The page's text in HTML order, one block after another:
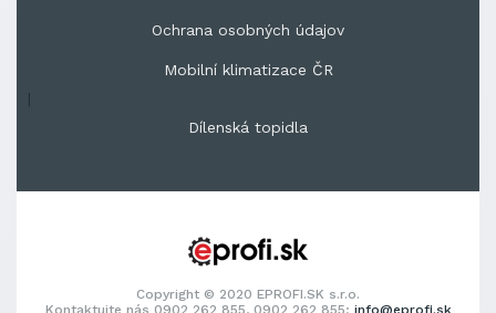
Ochrana osobných údajov
Mobilní klimatizace ČR
|
Dílenská topidla
Copyright © 2020 EPROFI.SK s.r.o.
Kontaktujte nás 0902 262 855, 0902 262 855; info@eprofi.sk